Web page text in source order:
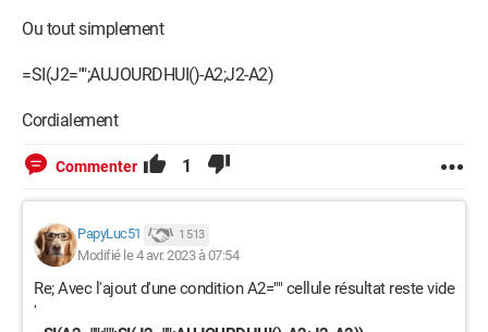
Ou tout simplement
=SI(J2="";AUJOURDHUI()-A2;J2-A2)
Cordialement
Commenter 1
PapyLuc51 1 513
Modifié le 4 avr. 2023 à 07:54
Re; Avec l'ajout d'une condition A2="" cellule résultat reste vide
'